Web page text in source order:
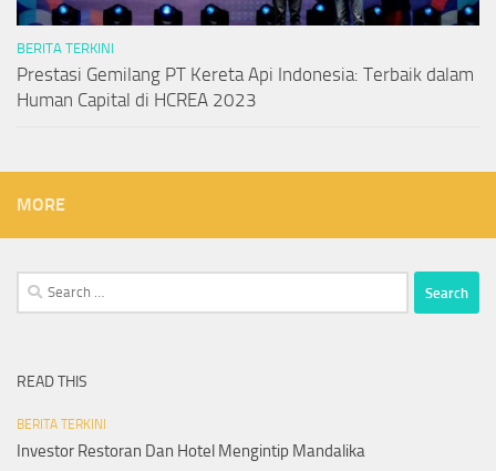
BERITA TERKINI
Prestasi Gemilang PT Kereta Api Indonesia: Terbaik dalam
Human Capital di HCREA 2023
MORE
Search
for:
READ THIS
BERITA TERKINI
Investor Restoran Dan Hotel Mengintip Mandalika